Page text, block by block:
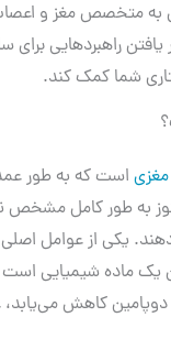
به متخصص مغز و
راهبردهایی برای
شما کمک کند.
است که به طور
هنوز به طور کامل
یکی از عوامل
یک ماده شیمیایی
دوپامین کاهش